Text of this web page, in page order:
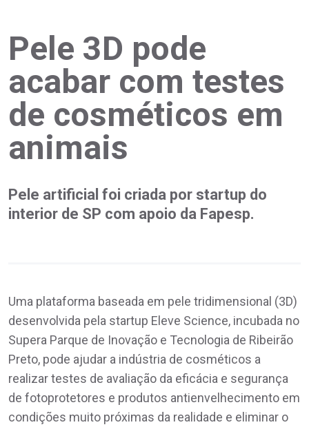
Pele 3D pode
acabar com testes
de cosméticos em
animais
Pele artificial foi criada por startup do
interior de SP com apoio da Fapesp.
Uma plataforma baseada em pele tridimensional (3D)
desenvolvida pela startup Eleve Science, incubada no
Supera Parque de Inovação e Tecnologia de Ribeirão
Preto, pode ajudar a indústria de cosméticos a
realizar testes de avaliação da eficácia e segurança
de fotoprotetores e produtos antienvelhecimento em
condições muito próximas da realidade e eliminar o